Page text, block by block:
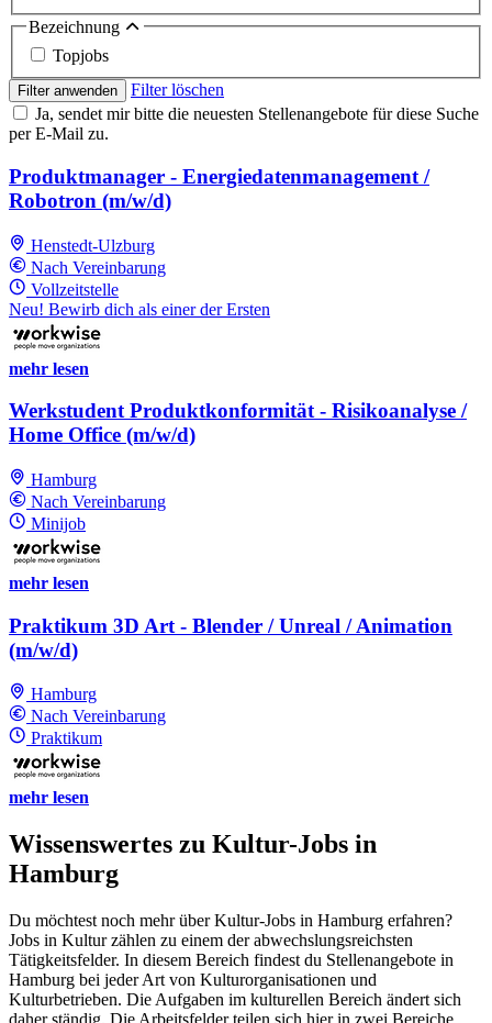
Bezeichnung
Topjobs
Filter anwenden
Filter löschen
Ja, sendet mir bitte die neuesten Stellenangebote für diese Suche
per E-Mail zu.
Produktmanager - Energiedatenmanagement /
Robotron (m/w/d)
Henstedt-Ulzburg
Nach Vereinbarung
Vollzeitstelle
Neu! Bewirb dich als einer der Ersten
mehr lesen
Werkstudent Produktkonformität - Risikoanalyse /
Home Office (m/w/d)
Hamburg
Nach Vereinbarung
Minijob
mehr lesen
Praktikum 3D Art - Blender / Unreal / Animation
(m/w/d)
Hamburg
Nach Vereinbarung
Praktikum
mehr lesen
Wissenswertes zu Kultur-Jobs in
Hamburg
Du möchtest noch mehr über Kultur-Jobs in Hamburg erfahren?
Jobs in Kultur zählen zu einem der abwechslungsreichsten
Tätigkeitsfelder. In diesem Bereich findest du Stellenangebote in
Hamburg bei jeder Art von Kulturorganisationen und
Kulturbetrieben. Die Aufgaben im kulturellen Bereich ändert sich